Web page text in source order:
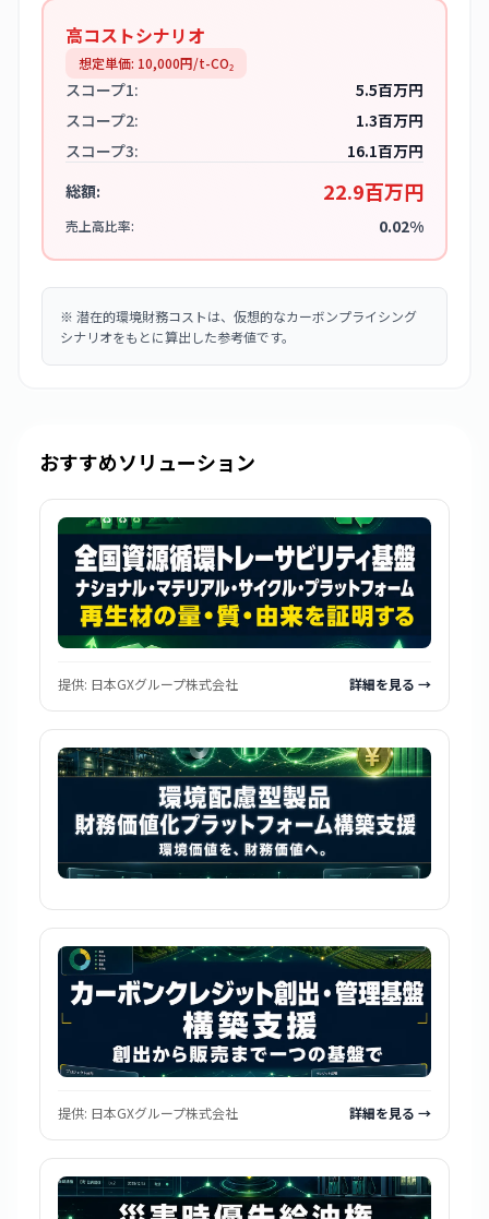
高コストシナリオ
想定単価: 10,000円/t-CO₂
スコープ1:
5.5百万円
スコープ2:
1.3百万円
スコープ3:
16.1百万円
総額:
22.9百万円
売上高比率: 0.02%
※ 潜在的環境財務コストは、仮想的なカーボンプライシング
シナリオをもとに算出した参考値です。
おすすめソリューション
提供: 日本GXグループ株式会社 詳細を見る →
提供: 日本GXグループ株式会社 詳細を見る →